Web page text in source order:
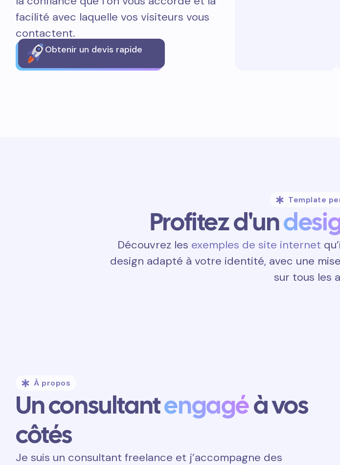
facilité avec laquelle vos visiteurs vous
contactent.
Obtenir un devis rapide
Template
Profitez d'un
Découvrez les exemples de site internet
design adapté à votre identité, avec une
sur tous les
À propos
Un consultantengagéà vos
côtés
Je suis un consultant freelance et j’accompagne des